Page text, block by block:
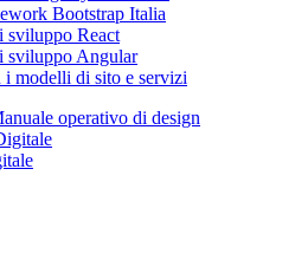
Bootstrap Italia
sviluppo React
sviluppo Angular
modelli di sito e servizi
operativo di design